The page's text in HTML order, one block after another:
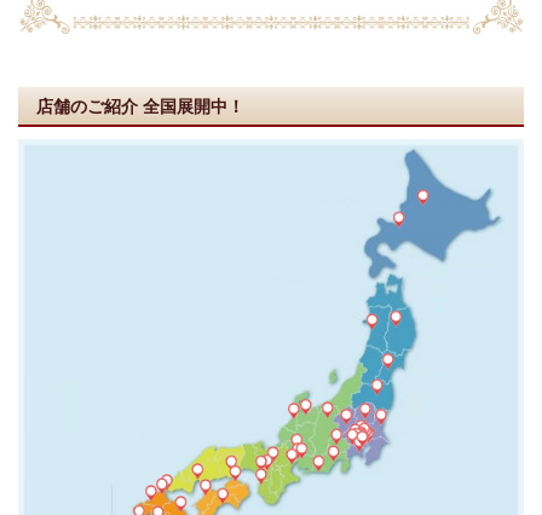
店舗のご紹介 全国展開中！